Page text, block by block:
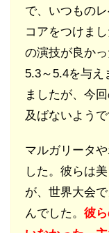
で、いつもの
コアをつけま
の演技が良か
5.3～5.4を与え
ましたが、今
及ばないようで
マルガリータ
した。彼らは
が、世界大会
んでした。 彼